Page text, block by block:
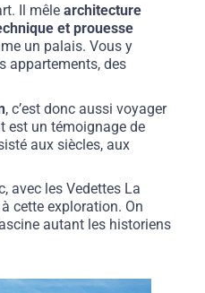
Il mêle architecture
et prouesse
un palais. Vous y
appartements, des
, c’est donc aussi voyager
est un témoignage de
aux siècles, aux
avec les Vedettes La
cette exploration. On
autant les historiens